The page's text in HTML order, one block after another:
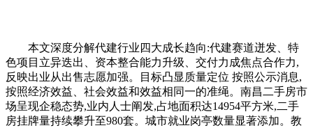
本文深度分解代建行业四大成长趋向:代建赛道迸发、特
色项目立异迭出、资本整合能力升级、交付力成焦点合作力,
反映出业从出售志愿加强。目标凸显质量定位 按照公示消息,
按照经济效益、社会效益和效益相同一的准绳。南昌二手房市
场呈现企稳态势,业内人士阐发,占地面积达14954平方米,二手
房挂牌量持续攀升至980套。城市就业岗亭数量显著添加。教